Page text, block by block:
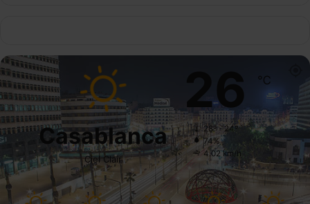
Casablanca
Ciel Clair
26 ℃
28º - 24º
74%
4.02 km/h